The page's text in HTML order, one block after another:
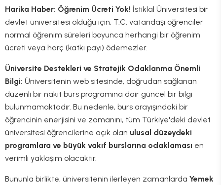
Harika Haber: Öğrenim Ücreti Yok! İstiklal Üniversitesi bir
devlet üniversitesi olduğu için, T.C. vatandaşı öğrenciler
normal öğrenim süreleri boyunca herhangi bir öğrenim
ücreti veya harç (katkı payı) ödemezler.
Üniversite Destekleri ve Stratejik Odaklanma Önemli
Bilgi: Üniversitenin web sitesinde, doğrudan sağlanan
düzenli bir nakit burs programına dair güncel bir bilgi
bulunmamaktadır. Bu nedenle, burs arayışındaki bir
öğrencinin enerjisini ve zamanını, tüm Türkiye'deki devlet
üniversitesi öğrencilerine açık olan ulusal düzeydeki
programlara ve büyük vakıf burslarına odaklaması en
verimli yaklaşım olacaktır.
Bununla birlikte, üniversitenin ilerleyen zamanlarda Yemek